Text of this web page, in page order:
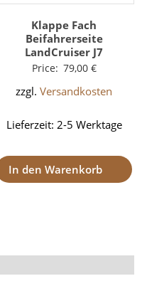
Klappe Fach
Beifahrerseite
LandCruiser J7
Price: 79,00 €
zzgl.Versandkosten
Lieferzeit: 2-5 Werktage
In den Warenkorb